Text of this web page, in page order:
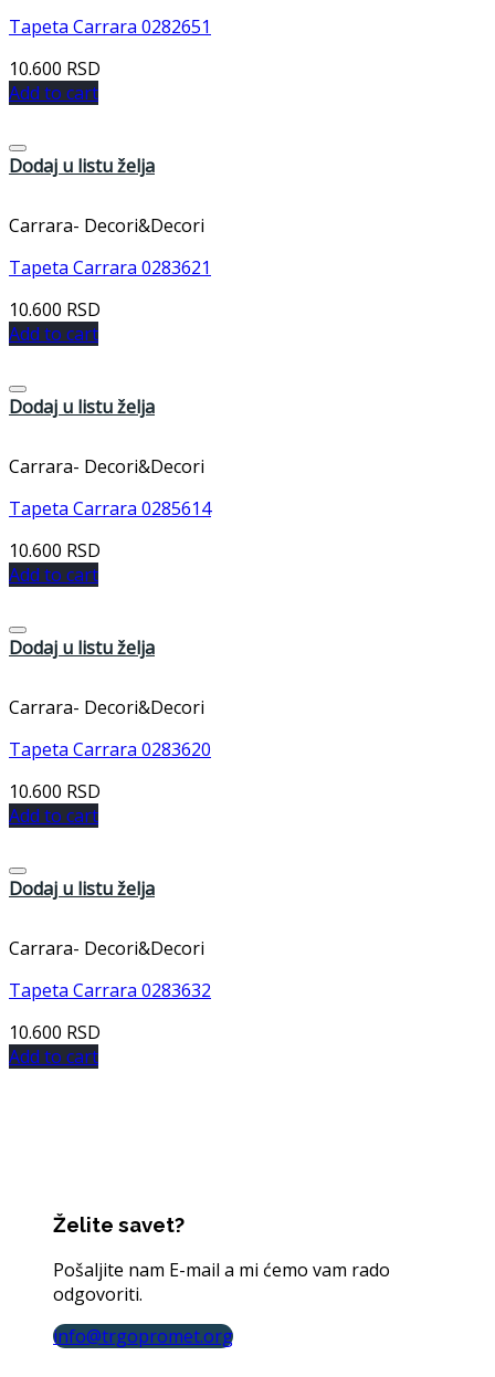
Tapeta Carrara 0282651
10.600 RSD
Add to cart
Dodaj u listu želja
Carrara- Decori&Decori
Tapeta Carrara 0283621
10.600 RSD
Add to cart
Dodaj u listu želja
Carrara- Decori&Decori
Tapeta Carrara 0285614
10.600 RSD
Add to cart
Dodaj u listu želja
Carrara- Decori&Decori
Tapeta Carrara 0283620
10.600 RSD
Add to cart
Dodaj u listu želja
Carrara- Decori&Decori
Tapeta Carrara 0283632
10.600 RSD
Add to cart
Želite savet?
Pošaljite nam E-mail a mi ćemo vam rado
odgovoriti.
info@trgopromet.org